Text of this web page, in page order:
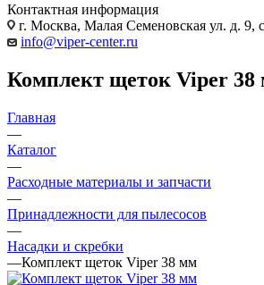
Контактная информация
г. Москва, Малая Семеновская ул. д. 9,
info@viper-center.ru
Комплект щеток Viper 38
Главная
—
Каталог
—
Расходные материалы и запчасти
—
Принадлежности для пылесосов
—
Насадки и скребки
—Комплект щеток Viper 38 мм